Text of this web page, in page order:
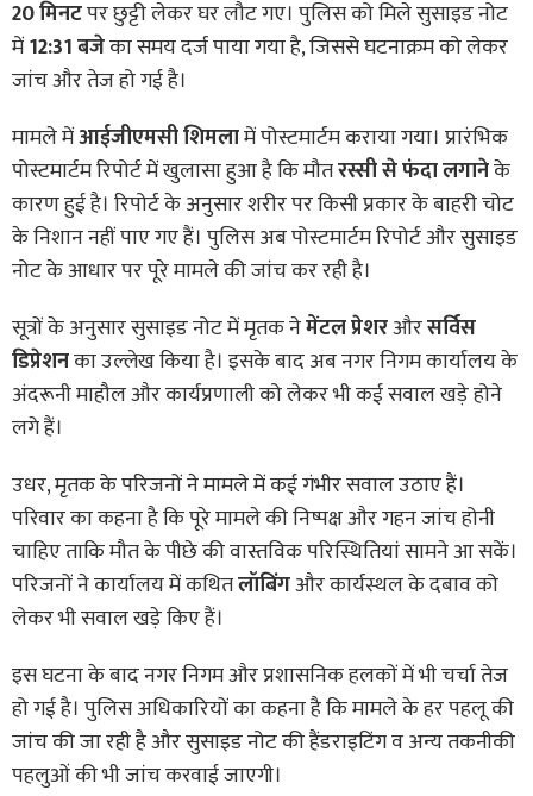
20 मिनटपर छुट्टी लेकर घर लौट गए। पुलिस को मिले सुसाइड नोट
में12:31 बजेका समय दर्ज पाया गया है, जिससे घटनाक्रम को लेकर
जांच और तेज हो गई है।
मामले मेंआईजीएमसी शिमलामें पोस्टमार्टम कराया गया। प्रारंभिक
पोस्टमार्टम रिपोर्ट में खुलासा हुआ है कि मौतरस्सी से फंदा लगानेके
कारण हुई है। रिपोर्ट के अनुसार शरीर पर किसी प्रकार के बाहरी चोट
के निशान नहीं पाए गए हैं। पुलिस अब पोस्टमार्टम रिपोर्ट और सुसाइड
नोट के आधार पर पूरे मामले की जांच कर रही है।
सूत्रों के अनुसार सुसाइड नोट में मृतक नेमेंटल प्रेशरऔरसर्विस
डिप्रेशनका उल्लेख किया है। इसके बाद अब नगर निगम कार्यालय के
अंदरूनी माहौल और कार्यप्रणाली को लेकर भी कई सवाल खड़े होने
लगे हैं।
उधर, मृतक के परिजनों ने मामले में कई गंभीर सवाल उठाए हैं।
परिवार का कहना है कि पूरे मामले की निष्पक्ष और गहन जांच होनी
चाहिए ताकि मौत के पीछे की वास्तविक परिस्थितियां सामने आ सकें।
परिजनों ने कार्यालय में कथितलॉबिंगऔर कार्यस्थल के दबाव को
लेकर भी सवाल खड़े किए हैं।
इस घटना के बाद नगर निगम और प्रशासनिक हलकों में भी चर्चा तेज
हो गई है। पुलिस अधिकारियों का कहना है कि मामले के हर पहलू की
जांच की जा रही है और सुसाइड नोट की हैंडराइटिंग व अन्य तकनीकी
पहलुओं की भी जांच करवाई जाएगी।